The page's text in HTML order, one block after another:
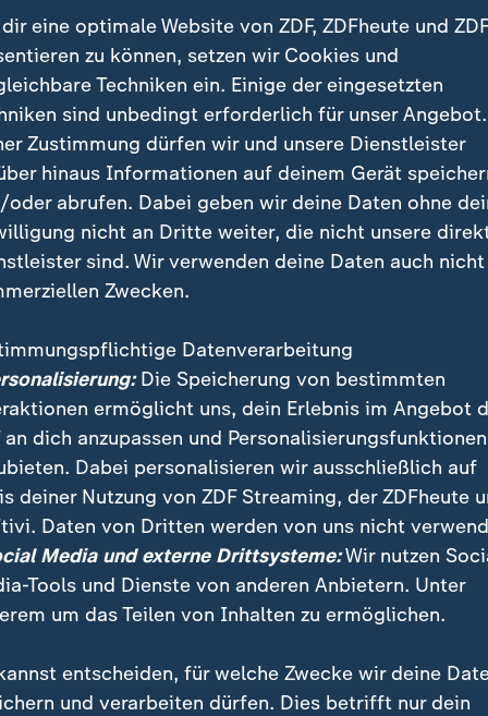
Ziel konzentrierter Angriffe wie
Anschläge. In Berlin hat ein gemeinsames
schützen soll.
| heute
Risiken für die
1:02
Nachrichten | heute
Nach Drohnenfund:
Ermittlungen dauern an
Video 1:34
eine optimale Website von ZDF, ZDFheute und
zu können, setzen wir Cookies und
Techniken ein. Einige der eingesetzten
sind unbedingt erforderlich für unser
Zustimmung dürfen wir und unsere Dienstleister
hinaus Informationen auf deinem Gerät
oder abrufen. Dabei geben wir deine Daten ohne
nicht an Dritte weiter, die nicht unsere
sind. Wir verwenden deine Daten auch nicht
Zwecken.
Datenverarbeitung
Die Speicherung von bestimmten
ermöglicht uns, dein Erlebnis im Angebot
an dich anzupassen und Personalisierungsfunktionen
Dabei personalisieren wir ausschließlich auf
deiner Nutzung von ZDF Streaming, der ZDFheute
Daten von Dritten werden von uns nicht
Media und externe Drittsysteme:Wir nutzen
Tools und Dienste von anderen Anbietern. Unter
um das Teilen von Inhalten zu ermöglichen.
entscheiden, für welche Zwecke wir deine
und verarbeiten dürfen. Dies betrifft nur dein